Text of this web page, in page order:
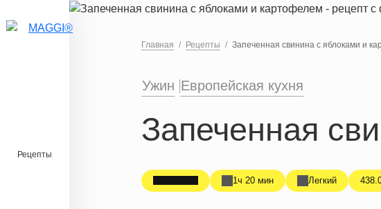
Перейти к основному содержанию
Рецепты
Главная Рецепты Запеченная свинина с яблоками и
Ужин Европейская кухня
Запеченная
1ч 20 мин Легкий